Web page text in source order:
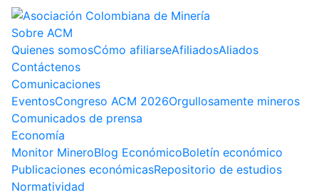
Sobre ACM
Quienes somosCómo afiliarseAfiliadosAliados
Contáctenos
Comunicaciones
EventosCongreso ACM 2026Orgullosamente mineros
Comunicados de prensa
Economía
Monitor MineroBlog EconómicoBoletín económico
Publicaciones económicasRepositorio de estudios
Normatividad